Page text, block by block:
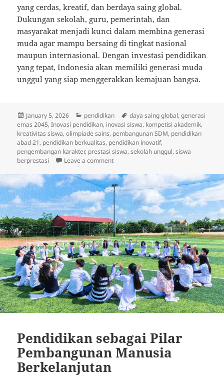
yang cerdas, kreatif, dan berdaya saing global.
Dukungan sekolah, guru, pemerintah, dan
masyarakat menjadi kunci dalam membina generasi
muda agar mampu bersaing di tingkat nasional
maupun internasional. Dengan investasi pendidikan
yang tepat, Indonesia akan memiliki generasi muda
unggul yang siap menggerakkan kemajuan bangsa.
Posted
on
January 5, 2026 Categories
pendidikan Tags
daya saing global,generasi
emas 2045,Inovasi pendidikan, inovasi siswa, kompetisi akademik,
kreativitas siswa,olimpiade sains, pembangunan SDM, pendidikan
abad 21, pendidikan berkualitas, pendidikan inovatif,
pengembangan karakter, prestasi siswa,sekolah unggul,siswa
berprestasi
Leave a commenton Prestasi Akademik dan Inovasi
Pendidikan sebagai Pilar
Pembangunan Manusia
Berkelanjutan